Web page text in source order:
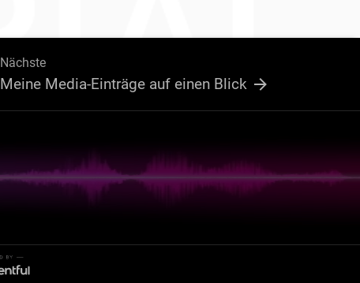
Nächste
Meine Media-Einträge auf einen Blick